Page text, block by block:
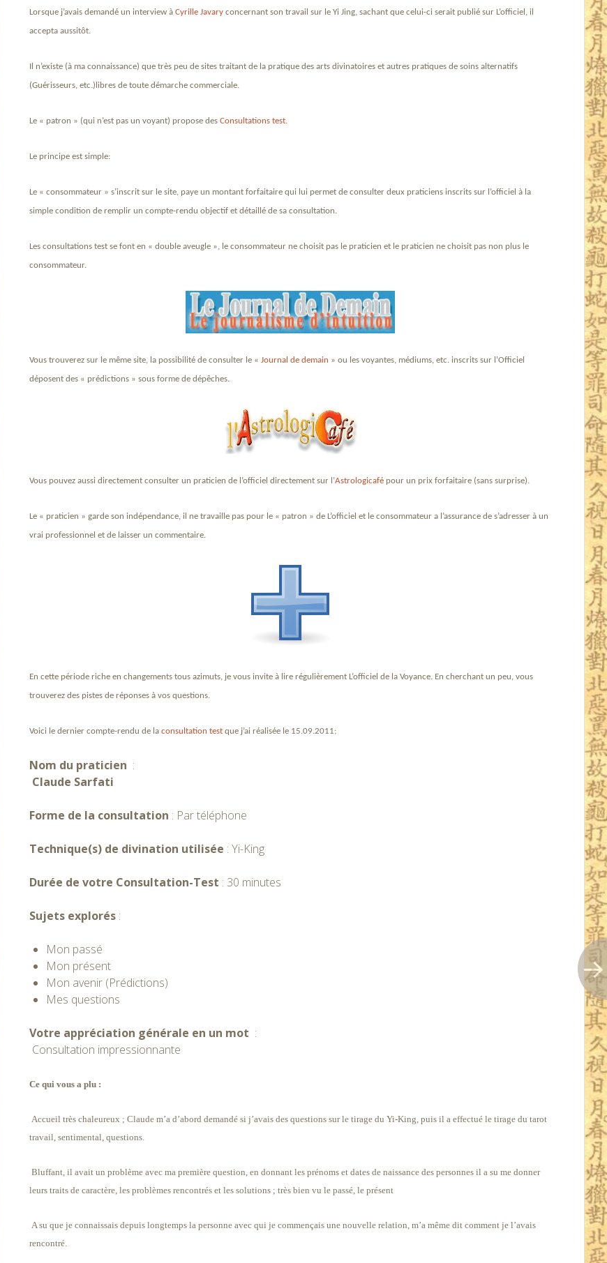
Lorsque j’avais demandé un interview àCyrille Javaryconcernant son travail sur le Yi Jing, sachant que celui-ci serait publié sur L’officiel, il
accepta aussitôt.
Il n’existe (à ma connaissance) que très peu de sites traitant de la pratique des arts divinatoires et autres pratiques de soins alternatifs
(Guérisseurs, etc.)libres de toute démarche commerciale.
Le « patron » (qui n’est pas un voyant) propose desConsultations test.
Le principe est simple:
Le « consommateur » s’inscrit sur le site, paye un montant forfaitaire qui lui permet de consulter deux praticiens inscrits sur l’officiel à la
simple condition de remplir un compte-rendu objectif et détaillé de sa consultation.
Les consultations test se font en « double aveugle », le consommateur ne choisit pas le praticien et le praticien ne choisit pas non plus le
consommateur.
Vous trouverez sur le même site, la possibilité de consulter le «Journal de demain » ou les voyantes, médiums, etc. inscrits sur l’Officiel
déposent des « prédictions » sous forme de dépêches.
Vous pouvez aussi directement consulter un praticien de l’officiel directement sur l’Astrologicafé pour un prix forfaitaire (sans surprise).
Le « praticien » garde son indépendance, il ne travaille pas pour le « patron » de L’officiel et le consommateur a l’assurance de s’adresser à un
vrai professionnel et de laisser un commentaire.
En cette période riche en changements tous azimuts, je vous invite à lire régulièrement L’officiel de la Voyance. En cherchant un peu, vous
trouverez des pistes de réponses à vos questions.
Voici le dernier compte-rendu de laconsultation test que j’ai réalisée le 15.09.2011:
Nom du praticien :
Claude Sarfati
Forme de la consultation : Par téléphone
Technique(s) de divination utilisée : Yi-King
Durée de votre Consultation-Test : 30 minutes
Sujets explorés :
Mon passé
Mon présent
Mon avenir (Prédictions)
Mes questions
Votre appréciation générale en un mot :
Consultation impressionnante
Ce qui vous a plu :
Accueil très chaleureux ; Claude m’a d’abord demandé si j’avais des questions sur le tirage du Yi-King, puis il a effectué le tirage du tarot
travail, sentimental, questions.
Bluffant, il avait un problème avec ma première question, en donnant les prénoms et dates de naissance des personnes il a su me donner
leurs traits de caractère, les problèmes rencontrés et les solutions ; très bien vu le passé, le présent
A su que je connaissais depuis longtemps la personne avec qui je commençais une nouvelle relation, m’a même dit comment je l’avais
rencontré.